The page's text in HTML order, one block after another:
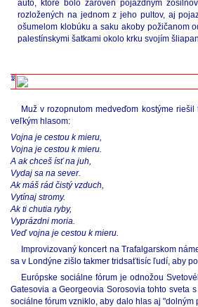
auto, ktoré bolo zároveň pojazdným
rozložených na jednom z jeho pultov, aj
ošumelom klobúku a saku akoby požičanom
palestínskymi šatkami okolo krku svojím
Muž v rozopnutom medveďom kostýme
veľkým hlasom:
Vojna je cestou k mieru,
Vojna je cestou k mieru.
A ak chceš ísť na juh,
Vydaj sa na sever.
Ak máš rád čistý vzduch,
Vytínaj stromy.
Ak ti chutia ryby,
Vyprázdni moria.
Veď vojna je cestou k mieru.
Improvizovaný koncert na Trafalgarskom
sa v Londýne zišlo takmer tridsaťtisíc ľudí, aby
Európske sociálne fórum je odnožou
Gatesovia a Georgeovia Sorosovia tohto sveta
sociálne fórum vzniklo, aby dalo hlas aj